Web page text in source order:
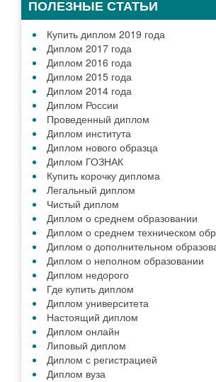
ПОЛЕЗНЫЕ СТАТЬИ
Купить диплом 2019 года
Диплом 2017 года
Диплом 2016 года
Диплом 2015 года
Диплом 2014 года
Диплом России
Проведенный диплом
Диплом института
Диплом нового образца
Диплом ГОЗНАК
Купить корочку диплома
Легальный диплом
Чистый диплом
Диплом о среднем образовании
Диплом о среднем техническом
Диплом о дополнительном
Диплом о неполном образовании
Диплом недорого
Где купить диплом
Диплом университета
Настоящий диплом
Диплом онлайн
Липовый диплом
Диплом с регистрацией
Диплом вуза